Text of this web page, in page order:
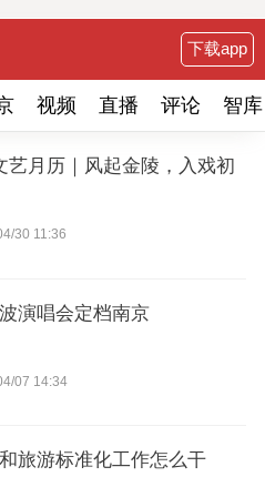
下载app
视频 直播 评论 智库
艺月历｜风起金陵，入戏初
30 11:36
演唱会定档南京
07 14:34
旅游标准化工作怎么干